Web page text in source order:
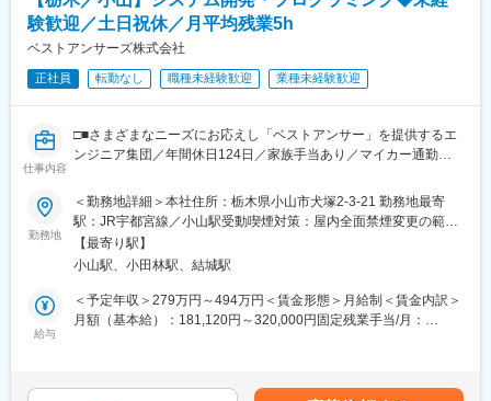
また、個人のやる気を尊重し、働きやすい環境作りを行っていま
す。
実現しております。また、慣れてきましたら在宅勤務も可能で
す。
■就業環境：
＜やる気を評価し育成する文化＞
キャリアアップの際に年次や経験だけを評価するのではなく、や
と評価する文化です。
加えて、会社全体で助け合い社員を育成する文化がございます。
また、挑戦したい分野やプロジェクトなどの相談なども可能で
す。
■当社の特徴：
上場企業からの生産管理システムの受託開発をメインに、ユーザ
験歓迎／土日祝休／月平均残業5h
ベストアンサーズ株式会社
正社員 転勤なし 職種未経験歓迎 業種未経験歓迎
仕事内容
□■さまざまなニーズにお応えし「ベストアンサー」を提供するエ
ンジニア集団／年間休日124日／家族手当あり／マイカー通勤可
■業務概要：
顧客の要件を満たすシステム／ソフトウェア開発業務をお任せし
ます。
■具体的には：
◇C#やVB.Net、Java等によるシステムの開発
◇PLCプログラムの開発 など
勤務地
＜勤務地詳細＞本社住所：栃木県小山市犬塚2-3-21 勤務地最寄
駅：JR宇都宮線／小山駅受動喫煙対策：屋内全面禁煙変更の範
囲：会社の定める事業所
【最寄り駅】
小山駅、小田林駅、結城駅
給与
＜予定年収＞279万円～494万円＜賃金形態＞月給制＜賃金内訳＞
月額（基本給）：181,120円～320,000円固定残業手当/月：